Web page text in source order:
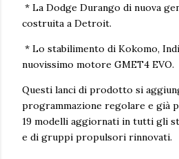
* La Dodge Durango di nuova
costruita a Detroit.
* Lo stabilimento di Kokomo,
nuovissimo motore GMET4 EVO.
Questi lanci di prodotto si
programmazione regolare e già
19 modelli aggiornati in tutti gli
e di gruppi propulsori rinnovati.